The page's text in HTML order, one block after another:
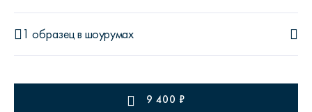
1 образецв шоурумах
9 400 ₽